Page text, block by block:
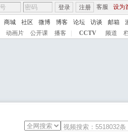
客服 设为
登录 注册
商城 社区 微博 博客 论坛 访谈 邮箱
动画片 公开课 播客 CCTV 频道